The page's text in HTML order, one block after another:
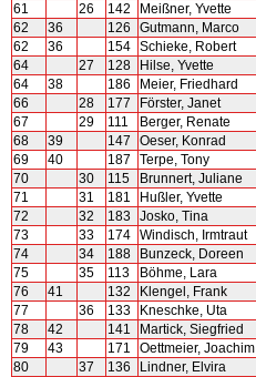
61
26 142 Meißner, Yvette
62
36 126 Gutmann, Marco
62
36 154 Schieke, Robert
64
27 128 Hilse, Yvette
64
38 186 Meier, Friedhard
66
28 177 Förster, Janet
67
29 111 Berger, Renate
68
39 147 Oeser, Konrad
69
40 187
Terpe, Tony
70
30 115 Brunnert, Juliane
71
31 181 Hußler, Yvette
72
32 183 Josko, Tina
73
33 174 Windisch, Irmtraut
74
34 188 Bunzeck, Doreen
75
35 113 Böhme, Lara
76
41 132 Klengel, Frank
77
36 133 Kneschke, Uta
78
42 141 Martick, Siegfried
79
43 171 Oettmeier, Joachim
80
37 136 Lindner, Elvira